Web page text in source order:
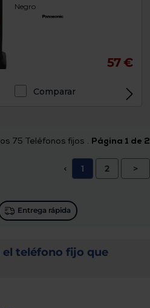
Negro
57 €
Comparar
75 Teléfonos fijos . Página 1 de 2
< 1 2 >
Entrega rápida
el teléfono fijo que